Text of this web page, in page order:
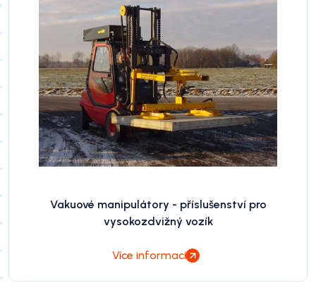
Vakuové manipulátory - příslušenství pro
vysokozdvižný vozík
Více informací